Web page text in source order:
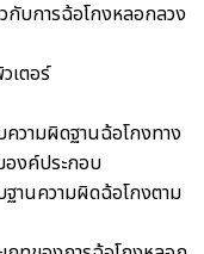
บการฉ้อโกงหลอกลวง
เตอร์
ความผิดฐานฉ้อโกงทาง
องค์ประกอบ
ฐานความผิดฉ้อโกงตาม